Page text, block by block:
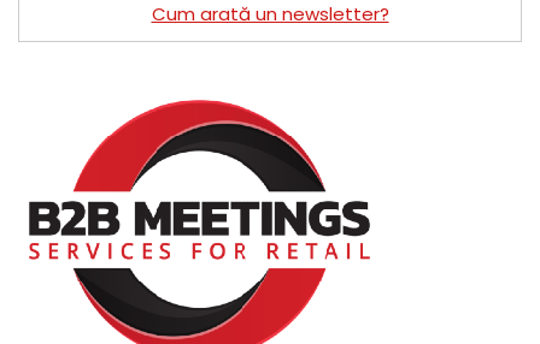
Cum arată un newsletter?